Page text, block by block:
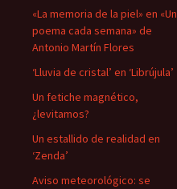
«La memoria de la piel» en «Un
poema cada semana» de
Antonio Martín Flores
‘Lluvia de cristal’ en ‘Librújula’
Un fetiche magnético,
¿levitamos?
Un estallido de realidad en
‘Zenda’
Aviso meteorológico: se